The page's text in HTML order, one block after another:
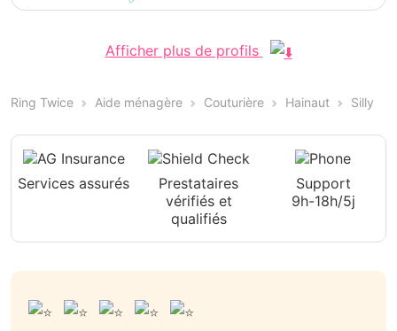
Afficher plus de profils
Ring Twice Aide ménagère Couturière Hainaut Silly
Services assurés
Prestataires
vérifiés et
qualifiés
Support
9h-18h/5j